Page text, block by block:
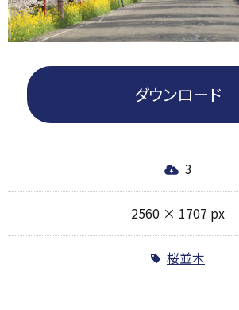
ダウンロード
3
2560 × 1707 px
桜並木